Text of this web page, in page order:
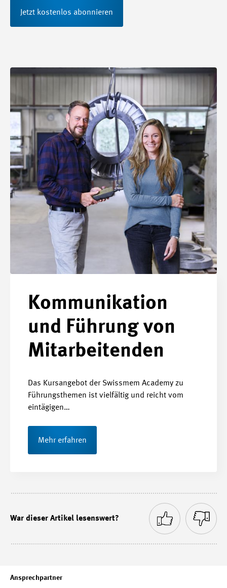
Ansprechpartner
Jetzt kostenlos abonnieren
Kommunikation
und Führung von
Mitarbeitenden
Das Kursangebot der Swissmem Academy zu
Führungsthemen ist vielfältig und reicht vom
eintägigen…
Mehr erfahren
War dieser Artikel lesenswert?